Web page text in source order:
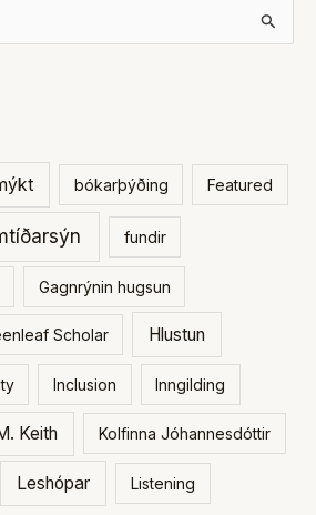
bókarþýðing Featured
fundir
Gagnrýnin hugsun
Scholar Hlustun
Inclusion Inngilding
Keith Kolfinna Jóhannesdóttir
Leshópar Listening